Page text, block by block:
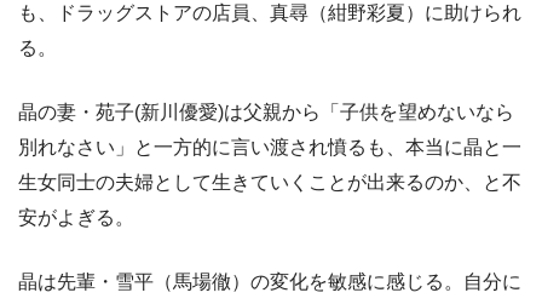
も、ドラッグストアの店員、真尋（紺野彩夏）に助けられ
る。
晶の妻・苑子(新川優愛)は父親から「子供を望めないなら
別れなさい」と一方的に言い渡され憤るも、本当に晶と一
生女同士の夫婦として生きていくことが出来るのか、と不
安がよぎる。
晶は先輩・雪平（馬場徹）の変化を敏感に感じる。自分に